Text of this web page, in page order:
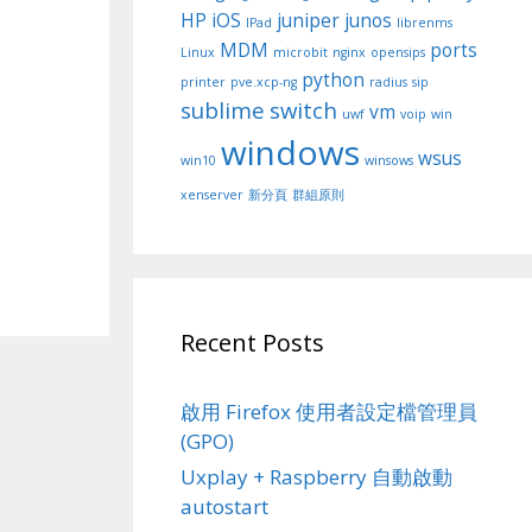
HP iOS IPad juniper junos librenms
Linux MDM microbit nginx opensips ports
printer pve.xcp-ng python radius sip
sublime switch uwf vm voip win
win10 windows winsows wsus
xenserver 新分頁 群組原則
Recent Posts
啟用 Firefox 使用者設定檔管理員
(GPO)
Uxplay + Raspberry 自動啟動
autostart